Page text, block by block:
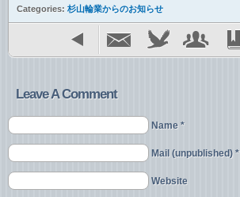
Categories: 杉山輪業からのお知らせ
Leave A Comment
Name *
Mail (unpublished) *
Website